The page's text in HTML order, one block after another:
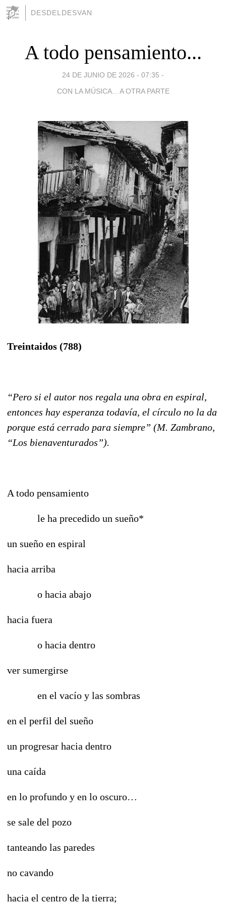
DESDELDESVAN
A todo pensamiento...
24 DE JUNIO DE 2026 - 07:35 -
CON LA MÚSICA... A OTRA PARTE
Treintaidos (788)
“Pero si el autor nos regala una obra en espiral,
entonces hay esperanza todavía, el círculo no la da
porque está cerrado para siempre” (M. Zambrano,
“Los bienaventurados”).
A todo pensamiento
le ha precedido un sueño*
un sueño en espiral
hacia arriba
o hacia abajo
hacia fuera
o hacia dentro
ver sumergirse
en el vacío y las sombras
en el perfil del sueño
un progresar hacia dentro
una caída
en lo profundo y en lo oscuro…
se sale del pozo
tanteando las paredes
no cavando
hacia el centro de la tierra;